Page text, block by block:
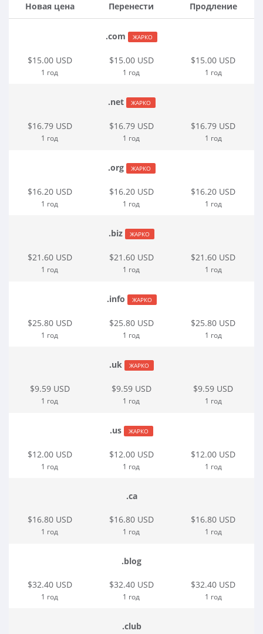
Новая цена Перенести Продление
.com ЖАРКО
$15.00 USD
1 год
$15.00 USD
1 год
$15.00 USD
1 год
.net ЖАРКО
$16.79 USD
1 год
$16.79 USD
1 год
$16.79 USD
1 год
.org ЖАРКО
$16.20 USD
1 год
$16.20 USD
1 год
$16.20 USD
1 год
.biz ЖАРКО
$21.60 USD
1 год
$21.60 USD
1 год
$21.60 USD
1 год
.info ЖАРКО
$25.80 USD
1 год
$25.80 USD
1 год
$25.80 USD
1 год
.uk ЖАРКО
$9.59 USD
1 год
$9.59 USD
1 год
$9.59 USD
1 год
.us ЖАРКО
$12.00 USD
1 год
$12.00 USD
1 год
$12.00 USD
1 год
.ca
$16.80 USD
1 год
$16.80 USD
1 год
$16.80 USD
1 год
.blog
$32.40 USD
1 год
$32.40 USD
1 год
$32.40 USD
1 год
.club